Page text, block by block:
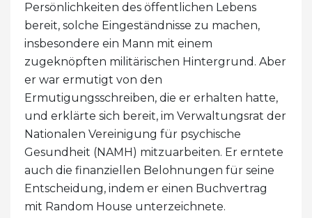
Persönlichkeiten des öffentlichen Lebens
bereit, solche Eingeständnisse zu machen,
insbesondere ein Mann mit einem
zugeknöpften militärischen Hintergrund. Aber
er war ermutigt von den
Ermutigungsschreiben, die er erhalten hatte,
und erklärte sich bereit, im Verwaltungsrat der
Nationalen Vereinigung für psychische
Gesundheit (NAMH) mitzuarbeiten. Er erntete
auch die finanziellen Belohnungen für seine
Entscheidung, indem er einen Buchvertrag
mit Random House unterzeichnete.